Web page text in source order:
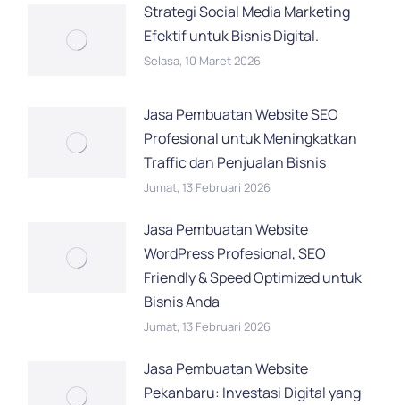
Strategi Social Media Marketing
Efektif untuk Bisnis Digital.
Selasa, 10 Maret 2026
Jasa Pembuatan Website SEO
Profesional untuk Meningkatkan
Traffic dan Penjualan Bisnis
Jumat, 13 Februari 2026
Jasa Pembuatan Website
WordPress Profesional, SEO
Friendly & Speed Optimized untuk
Bisnis Anda
Jumat, 13 Februari 2026
Jasa Pembuatan Website
Pekanbaru: Investasi Digital yang